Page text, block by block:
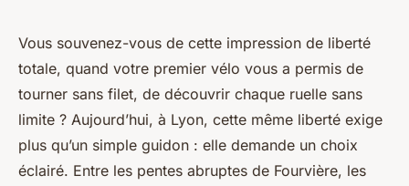
Top 5 boutiques de vélo à Lyon
pour tous les passionnés
Hugues •19/05/2026 13:57•8 min de lecture
Vous souvenez-vous de cette impression de liberté
totale, quand votre premier vélo vous a permis de
tourner sans filet, de découvrir chaque ruelle sans
limite ? Aujourd’hui, à Lyon, cette même liberté exige
plus qu’un simple guidon : elle demande un choix
éclairé. Entre les pentes abruptes de Fourvière, les